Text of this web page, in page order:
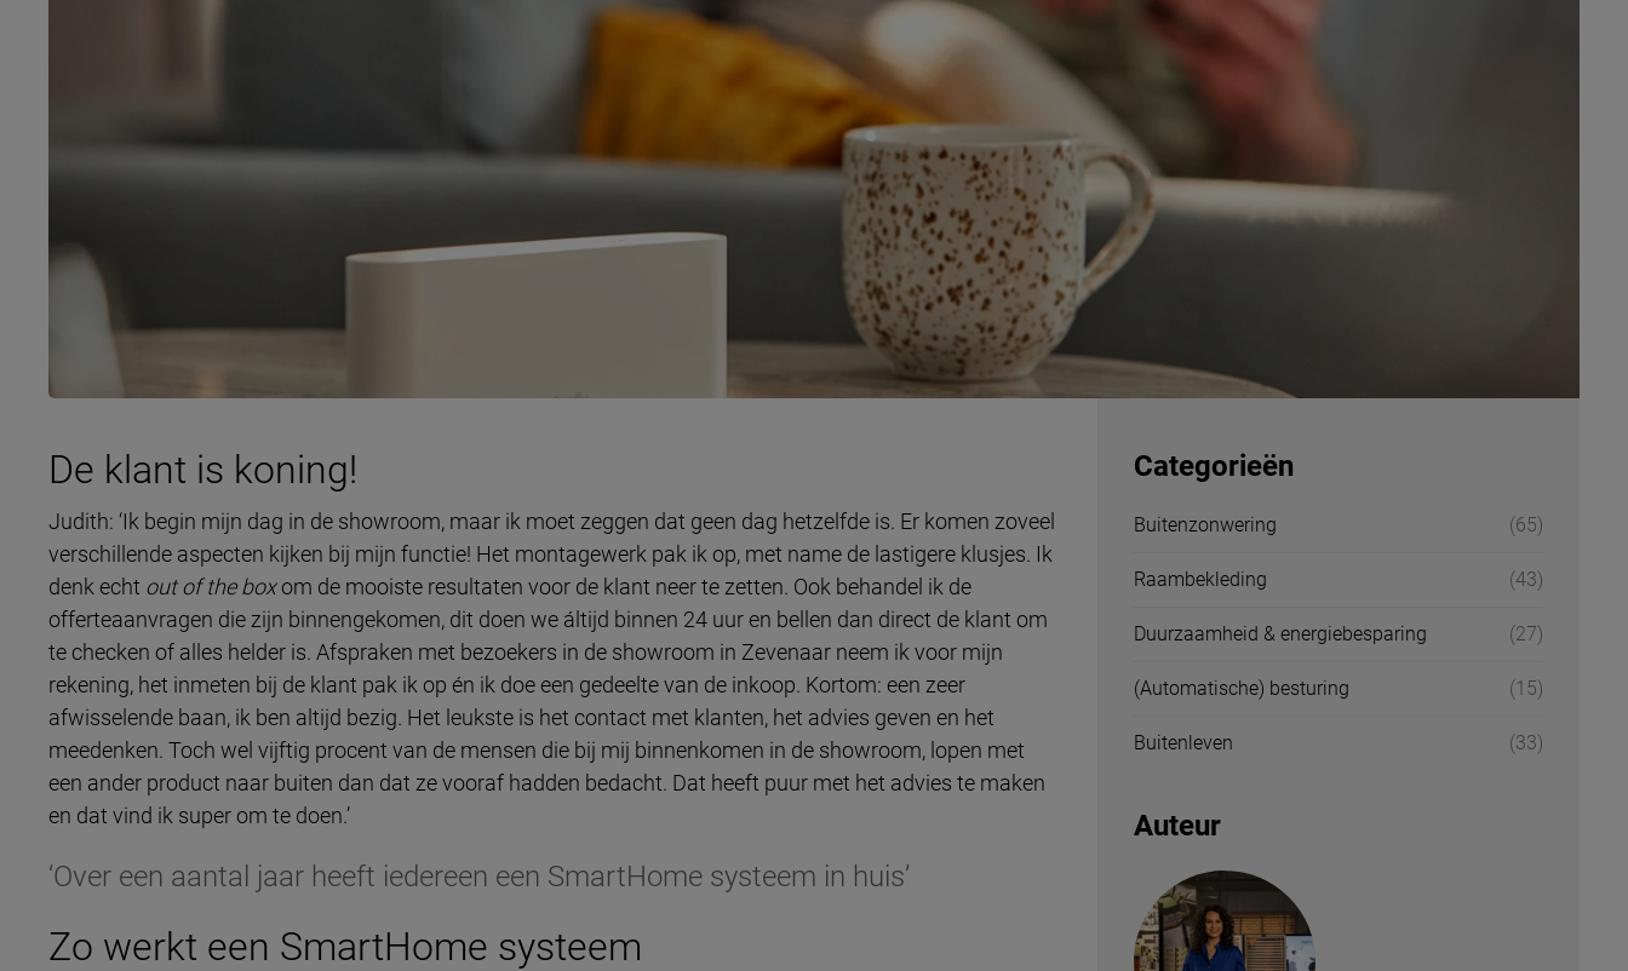
De klant is koning!
Judith: ‘Ik begin mijn dag in de showroom, maar ik moet zeggen dat geen dag hetzelfde is. Er komen zoveel
verschillende aspecten kijken bij mijn functie! Het montagewerk pak ik op, met name de lastigere klusjes. Ik
denk echt out of the boxom de mooiste resultaten voor de klant neer te zetten. Ook behandel ik de
offerteaanvragen die zijn binnengekomen, dit doen we áltijd binnen 24 uur en bellen dan direct de klant om
te checken of alles helder is. Afspraken met bezoekers in de showroom in Zevenaar neem ik voor mijn
rekening, het inmeten bij de klant pak ik op én ik doe een gedeelte van de inkoop. Kortom: een zeer
afwisselende baan, ik ben altijd bezig. Het leukste is het contact met klanten, het advies geven en het
meedenken. Toch wel vijftig procent van de mensen die bij mij binnenkomen in de showroom, lopen met
een ander product naar buiten dan dat ze vooraf hadden bedacht. Dat heeft puur met het advies te maken
en dat vind ik super om te doen.’
‘Over een aantal jaar heeft iedereen een SmartHome systeem in huis’
Zo werkt een SmartHome systeem
Categorieën
Buitenzonwering (65)
Raambekleding (43)
Duurzaamheid & energiebesparing (27)
(Automatische) besturing (15)
Buitenleven (33)
Auteur